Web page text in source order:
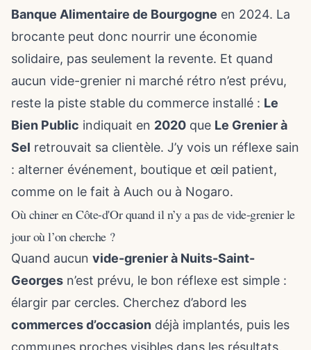
Banque Alimentaire de Bourgogne en 2024. La
brocante peut donc nourrir une économie
solidaire, pas seulement la revente. Et quand
aucun vide-grenier ni marché rétro n’est prévu,
reste la piste stable du commerce installé : Le
Bien Public indiquait en 2020 que Le Grenier à
Sel retrouvait sa clientèle. J’y vois un réflexe sain
: alterner événement, boutique et œil patient,
comme on le fait à Auch ou à Nogaro.
Où chiner en Côte-d'Or quand il n’y a pas de vide-grenier le
jour où l’on cherche ?
Quand aucun vide-grenier à Nuits-Saint-
Georges n’est prévu, le bon réflexe est simple :
élargir par cercles. Cherchez d’abord les
commerces d’occasion déjà implantés, puis les
communes proches visibles dans les résultats,